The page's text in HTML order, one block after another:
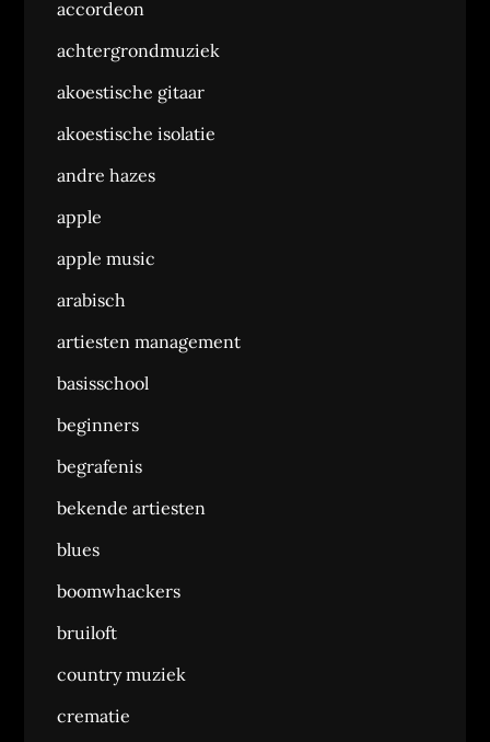
accordeon
achtergrondmuziek
akoestische gitaar
akoestische isolatie
andre hazes
apple
apple music
arabisch
artiesten management
basisschool
beginners
begrafenis
bekende artiesten
blues
boomwhackers
bruiloft
country muziek
crematie